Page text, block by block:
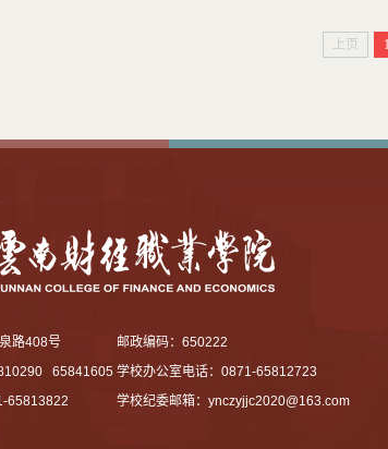
上页 1
路408号
邮政编码：650222
65841605 学校办公室电话：0871-65812723
65813822
学校纪委邮箱： ynczyjjc2020@163.com